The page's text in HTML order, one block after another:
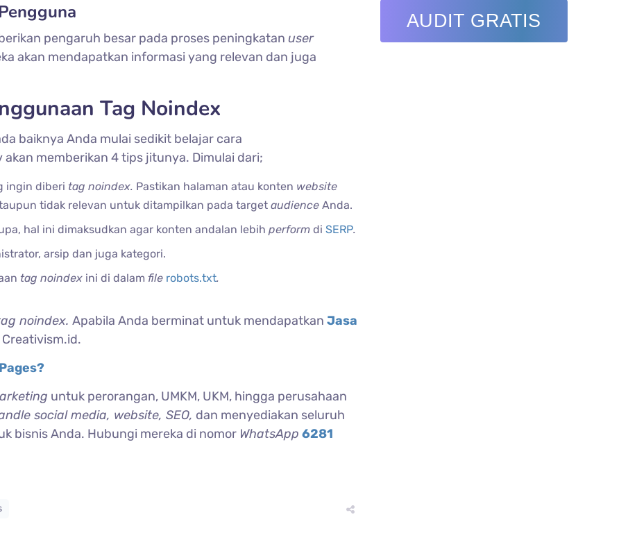
pengaruh besar pada proses peningkatan user
akan mendapatkan informasi yang relevan dan juga
Tag Noindex
baiknya Anda mulai sedikit belajar cara
memberikan 4 tips jitunya. Dimulai dari;
ingin diberi tag noindex. Pastikan halaman atau konten website
tidak relevan untuk ditampilkan pada target audience Anda.
hal ini dimaksudkan agar konten andalan lebih perform di SERP.
arsip dan juga kategori.
tag noindex ini di dalam file robots.txt.
noindex. Apabila Anda berminat untuk mendapatkan Jasa
untuk perorangan, UMKM, UKM, hingga perusahaan
social media, website, SEO, dan menyediakan seluruh
bisnis Anda. Hubungi mereka di nomor WhatsApp 6281
AUDIT GRATIS